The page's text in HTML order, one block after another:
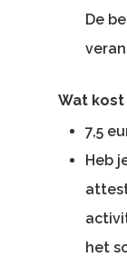
De
Wat kost
7,5
Heb
het